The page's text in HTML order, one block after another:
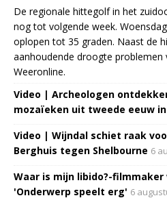
De regionale hittegolf in het
nog tot volgende week.
oplopen tot 35 graden. Naast de
aanhoudende droogte
Weeronline.
Video | Archeologen
mozaïeken uit tweede eeuw in
Video | Wijndal schiet raak
Berghuis tegen Shelbourne 6
Waar is mijn libido?-
'Onderwerp speelt erg' 6